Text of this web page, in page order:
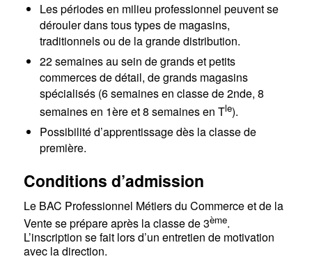
Les périodes en milieu professionnel peuvent se
dérouler dans tous types de magasins,
traditionnels ou de la grande distribution.
22 semaines au sein de grands et petits
commerces de détail, de grands magasins
spécialisés (6 semaines en classe de 2nde, 8
semaines en 1ère et 8 semaines en Tle).
Possibilité d’apprentissage dès la classe de
première.
Conditions d’admission
Le BAC Professionnel Métiers du Commerce et de la
Vente se prépare après la classe de 3ème.
L’inscription se fait lors d’un entretien de motivation
avec la direction.